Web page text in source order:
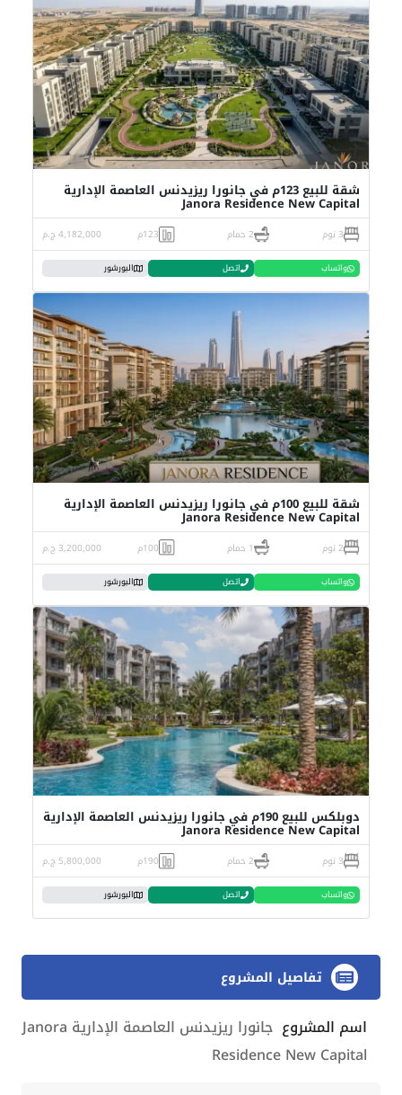
شقة للبيع 123م في جانورا ريزيدنس العاصمة الإدارية
Janora Residence New Capital
3 نوم 2 حمام 123م 4,182,000 ج.م
واتساب اتصل البورشور
شقة للبيع 100م في جانورا ريزيدنس العاصمة الإدارية
Janora Residence New Capital
2 نوم 1 حمام 100م 3,200,000 ج.م
واتساب اتصل البورشور
دوبلكس للبيع 190م في جانورا ريزيدنس العاصمة الإدارية
Janora Residence New Capital
3 نوم 2 حمام 190م 5,800,000 ج.م
واتساب اتصل البورشور
تفاصيل المشروع
اسم المشروع
جانورا ريزيدنس العاصمة الإدارية Janora
Residence New Capital